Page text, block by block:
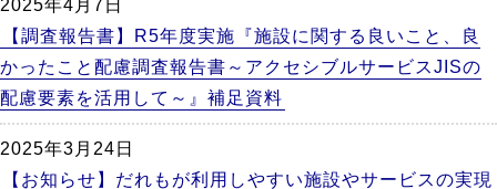
2025年4月7日
【調査報告書】R5年度実施『施設に関する良いこと、良
かったこと配慮調査報告書～アクセシブルサービスJISの
配慮要素を活用して～』補足資料
2025年3月24日
【お知らせ】だれもが利用しやすい施設やサービスの実現